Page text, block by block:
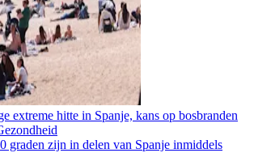
extreme hitte in Spanje, kans op bosbranden
graden zijn in delen van Spanje inmiddels